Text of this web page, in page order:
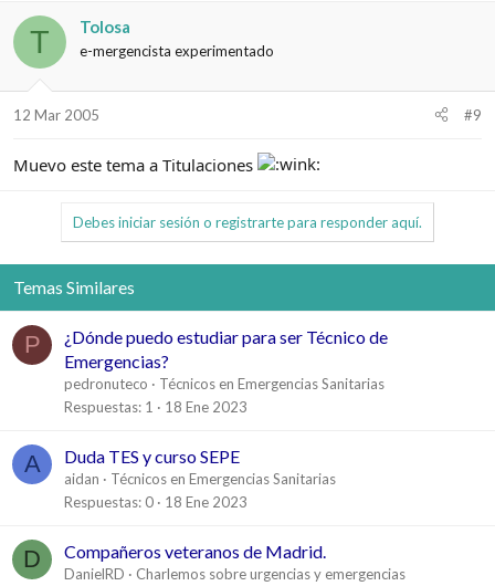
T Tolosa
e-mergencista experimentado
12 Mar 2005 #9
Muevo este tema a Titulaciones
Debes iniciar sesión o registrarte para responder aquí.
Temas Similares
P
¿Dónde puedo estudiar para ser Técnico de
Emergencias?
pedronuteco
Técnicos en Emergencias Sanitarias
Respuestas 1 18 Ene 2023
A Duda TES y curso SEPE
aidan
Técnicos en Emergencias Sanitarias
Respuestas 0 18 Ene 2023
D Compañeros veteranos de Madrid.
DanielRD
Charlemos sobre urgencias y emergencias